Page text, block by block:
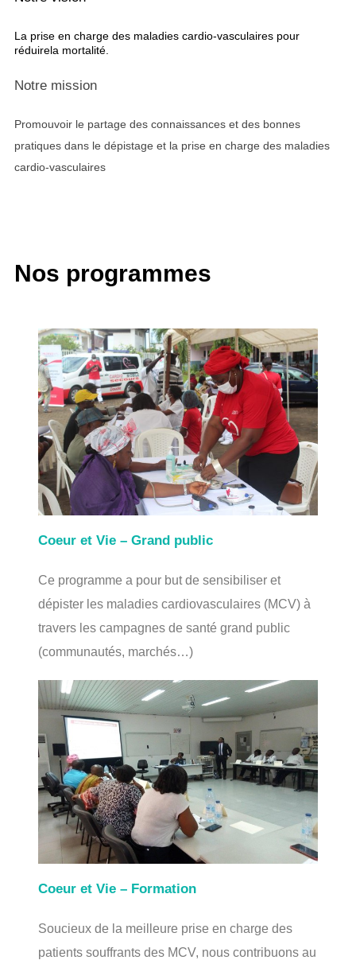
La prise en charge des maladies cardio-vasculaires pour
réduirela mortalité.
Notre mission
Promouvoir le partage des connaissances et des bonnes
pratiques dans le dépistage et la prise en charge des maladies
cardio-vasculaires
Nos programmes
Coeur et Vie – Grand public
Ce programme a pour but de sensibiliser et
dépister les maladies cardiovasculaires (MCV) à
travers les campagnes de santé grand public
(communautés, marchés…)
Coeur et Vie – Formation
Soucieux de la meilleure prise en charge des
patients souffrants des MCV, nous contribuons au